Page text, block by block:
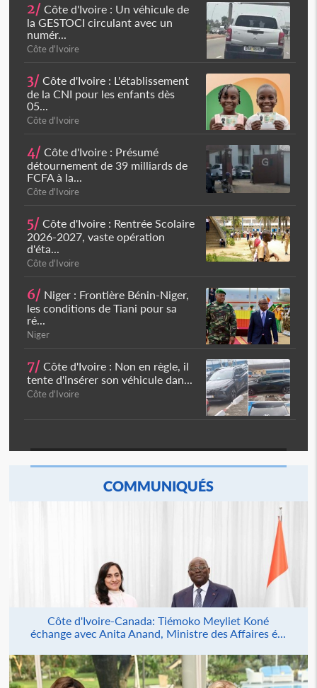
2/ Côte d'Ivoire : Un véhicule de
la GESTOCI circulant avec un
numér...
Côte d'Ivoire
3/ Côte d'Ivoire : L'établissement
de la CNI pour les enfants dès
05...
Côte d'Ivoire
4/ Côte d'Ivoire : Présumé
détournement de 39 milliards de
FCFA à la...
Côte d'Ivoire
5/ Côte d'Ivoire : Rentrée Scolaire
2026-2027, vaste opération
d'éta...
Côte d'Ivoire
6/ Niger : Frontière Bénin-Niger,
les conditions de Tiani pour sa
ré...
Niger
7/ Côte d'Ivoire : Non en règle, il
tente d'insérer son véhicule dan...
Côte d'Ivoire
COMMUNIQUÉS
Côte d'Ivoire-Canada: Tiémoko Meyliet Koné
échange avec Anita Anand, Ministre des Affaires é...